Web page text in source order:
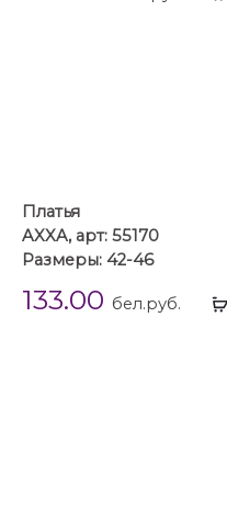
Платья
AXXA, арт: 55170
Размеры: 42-46
133.00 бел.руб.